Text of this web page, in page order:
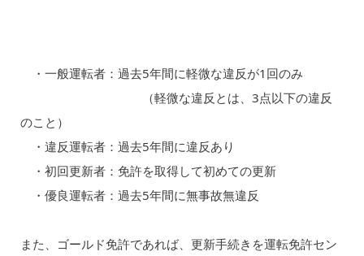
・一般運転者：過去5年間に軽微な違反が1回のみ
（軽微な違反とは、3点以下の違反
のこと）
・違反運転者：過去5年間に違反あり
・初回更新者：免許を取得して初めての更新
・優良運転者：過去5年間に無事故無違反
また、ゴールド免許であれば、更新手続きを運転免許セン